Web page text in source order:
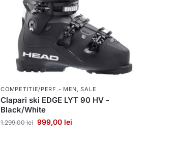
COMPETITIE/PERF.- MEN,SALE
Clapari ski EDGE LYT 90 HV -
Black/White
1.299,00lei 999,00 lei